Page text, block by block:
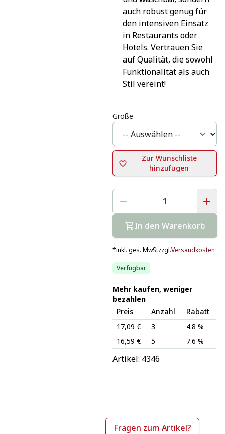
auch robust genug für
den intensiven Einsatz
in Restaurants oder
Hotels. Vertrauen Sie
auf Qualität, die sowohl
Funktionalität als auch
Stil vereint!
Größe
Zur Wunschliste
hinzufügen
In den Warenkorb
*inkl. ges. MwStzzgl.Versandkosten
Verfügbar
Mehr kaufen, weniger
bezahlen
Preis
Anzahl
Rabatt
17,09 €
3
4.8 %
16,59 €
5 7.6 %
Artikel: 4346
Fragen zum Artikel?